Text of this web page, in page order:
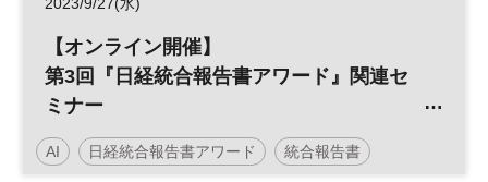
【オンライン開催】
第3回『日経統合報告書アワード』関連セ
ミナー
『統合報告書 2.0時代へ』
AI 日経統合報告書アワード 統合報告書